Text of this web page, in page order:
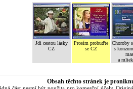
Jdi cestou lásky
CZ
Prosím probuďte
se CZ
Choroby
s
a
Obsah těchto stránek je